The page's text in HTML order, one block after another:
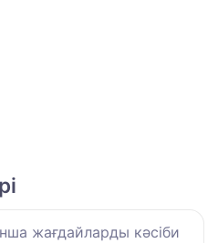
жағдайларды кәсіби